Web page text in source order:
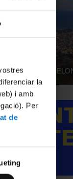
la
i amb
Per
de
LIVING IN